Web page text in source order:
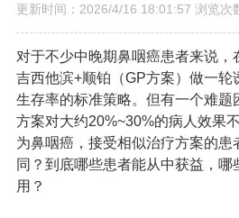
更新时间：2026/4/16 18:01:57 浏览次
对于不少中晚期鼻咽癌患者来说，
吉西他滨+顺铂（GP方案）做一轮
生存率的标准策略。但有一个难题
方案对大约20%~30%的病人效果
为鼻咽癌，接受相似治疗方案的患
同？到底哪些患者能从中获益，
用？